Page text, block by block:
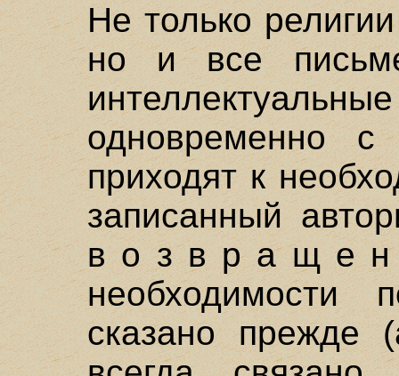
Не только
но и все
одновременно с
приходят к
записанный
в о з в р а щ е н
сказано